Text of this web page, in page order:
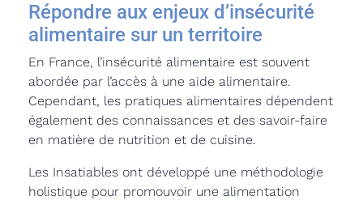
Répondre aux enjeux d’insécurité
alimentaire sur un territoire
En France, l’insécurité alimentaire est souvent
abordée par l’accès à une aide alimentaire.
Cependant, les pratiques alimentaires dépendent
également des connaissances et des savoir-faire
en matière de nutrition et de cuisine.
Les Insatiables ont développé une méthodologie
holistique pour promouvoir une alimentation